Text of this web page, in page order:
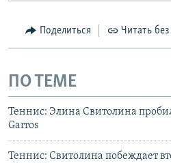
Поделиться Читать без
ПО ТЕМЕ
Теннис: Элина Свитолина
Garros
Теннис: Свитолина побеждает